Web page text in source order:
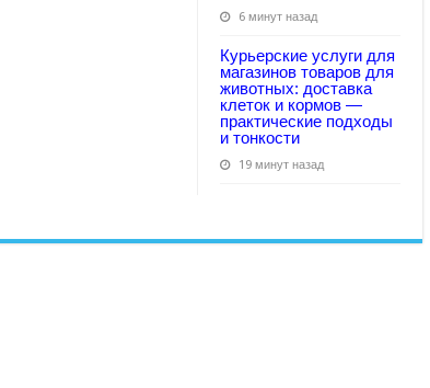
6 минут назад
Курьерские услуги для
магазинов товаров для
животных: доставка
клеток и кормов —
практические подходы
и тонкости
19 минут назад